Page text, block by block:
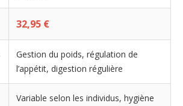
32,95 €
Gestion du poids, régulation de
l’appétit, digestion régulière
Variable selon les individus, hygiène